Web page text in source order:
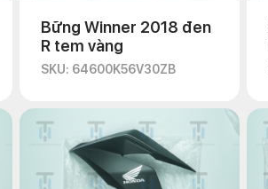
Bững Winner 2018 đen
R tem vàng
SKU: 64600K56V30ZB